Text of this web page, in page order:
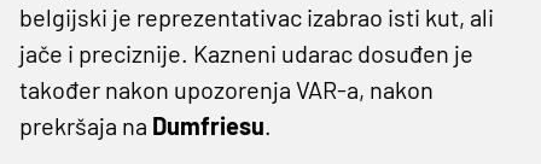
belgijski je reprezentativac izabrao isti kut, ali
jače i preciznije. Kazneni udarac dosuđen je
također nakon upozorenja VAR-a, nakon
prekršaja na Dumfriesu.